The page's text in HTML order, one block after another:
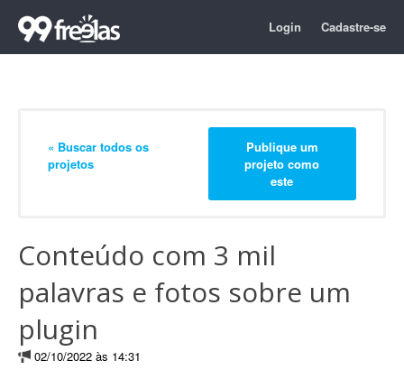
Login Cadastre-se
« Buscar todos os
projetos
Publique um
projeto como
este
Conteúdo com 3 mil
palavras e fotos sobre um
plugin
02/10/2022 às 14:31